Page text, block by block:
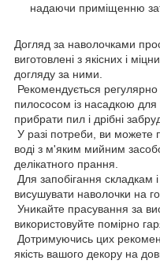
надаючи приміщенню
Догляд за наволочками
виготовлені з якісних і
догляду за ними.
Рекомендується
пилососом із насадкою
прибрати пил і дрібні
У разі потреби, ви можете
воді з м'яким мийним
делікатного прання.
Для запобігання
висушувати наволочки на
Уникайте прасування за
використовуйте помірно
Дотримуючись цих
якість вашого декору на